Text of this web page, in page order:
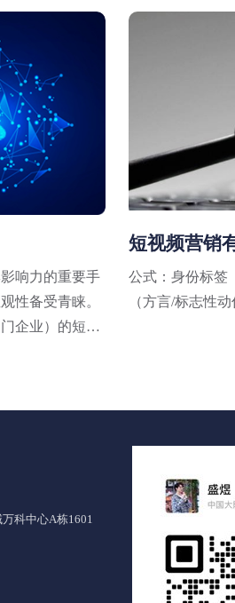
响力的重要手
性备受青睐。
企业）的短视
短视频营销
公式：身份标签
（方言/标志性
科中心A栋1601